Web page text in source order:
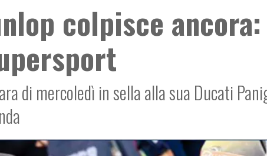
colpisce
di mercoledì in sella alla sua Ducati